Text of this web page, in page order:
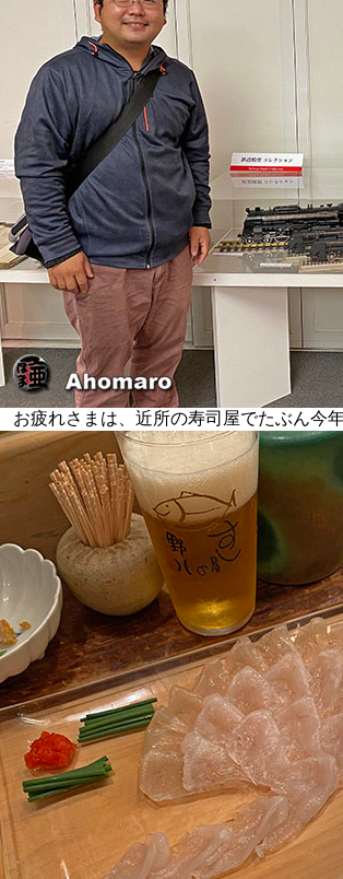
お疲れさまは、近所の寿司屋でたぶん今